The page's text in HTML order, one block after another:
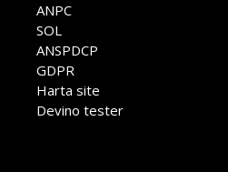
ANPC
SOL
ANSPDCP
GDPR
Harta site
Devino tester